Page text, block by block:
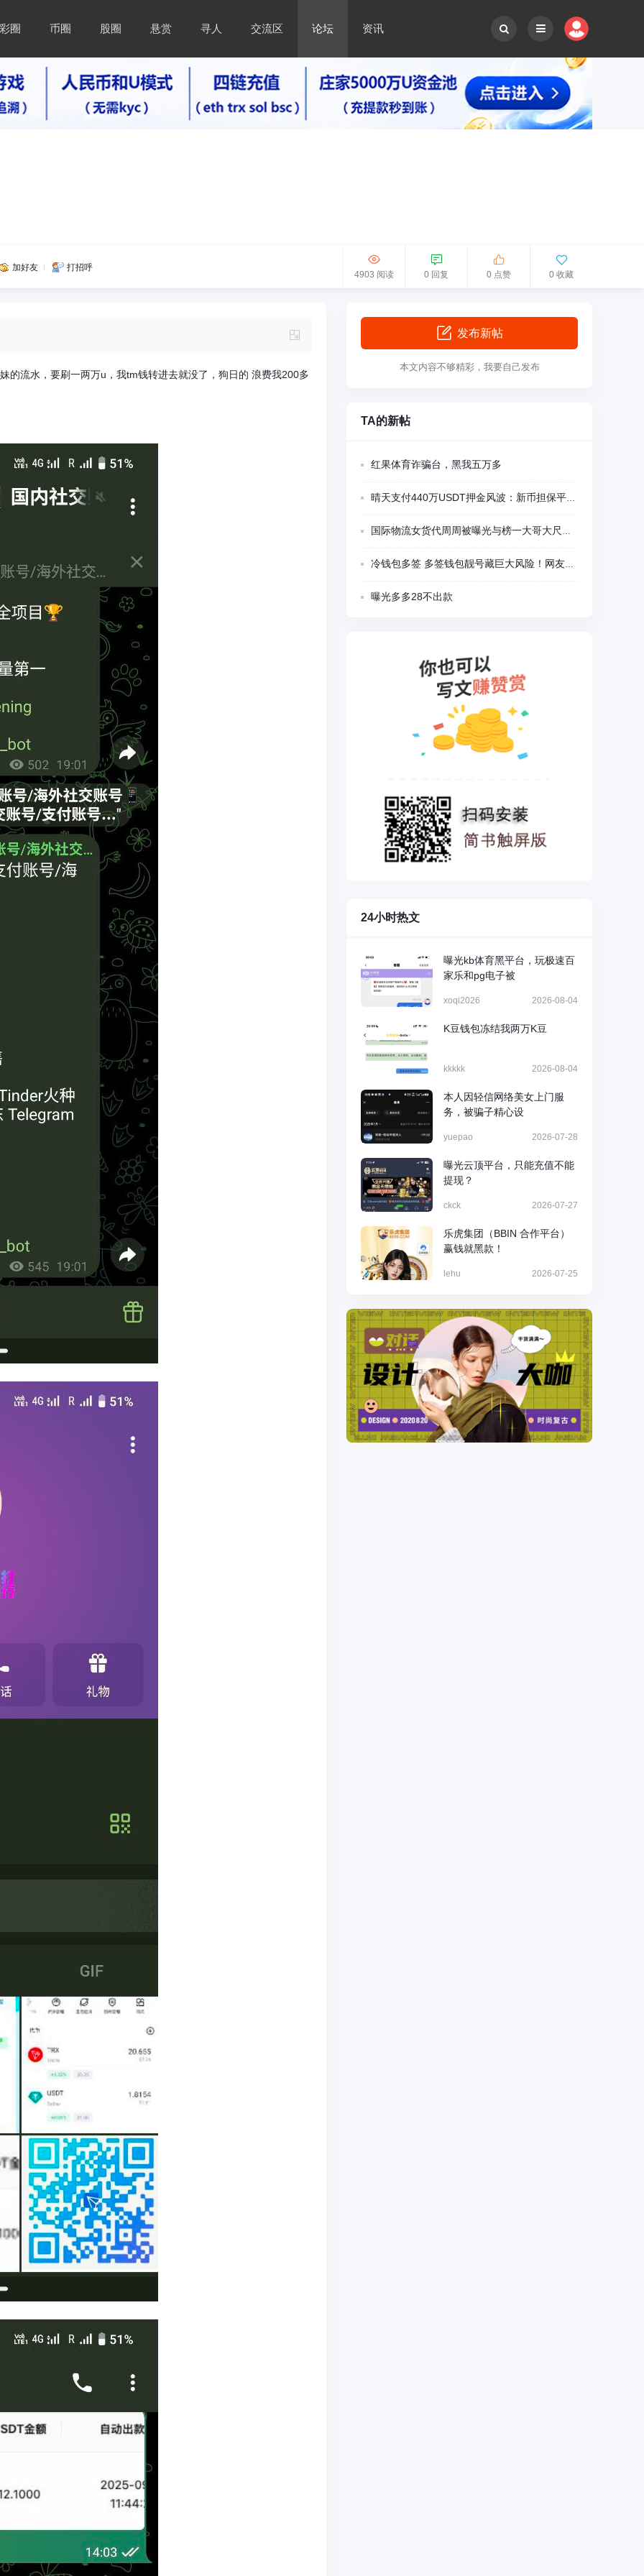
彩圈 币圈 股圈 悬赏 寻人 交流区 论坛 资讯
加好友 打招呼
4903 阅读 0 回复 0 点赞 0 收藏
的流水，要刷一两万u，我tm钱转进去就没了，狗日的 浪费我200多
发布新帖
本文内容不够精彩，我要自己发布
TA的新帖
红果体育诈骗台，黑我五万多
晴天支付440万USDT押金风波：新币担保平台多项异常被集中质疑
国际物流女货代周周被曝光与榜一大哥大尺度视频聊天
冷钱包多签 多签钱包靓号藏巨大风险！网友千U刚转入瞬间被盗 卖家留后门精准蹲守
曝光多多28不出款
24小时热文
曝光kb体育黑平台，玩极速百
家乐和pg电子被
xoqi2026 2026-08-04
K豆钱包冻结我两万K豆
kkkkk 2026-08-04
本人因轻信网络美女上门服
务，被骗子精心设
yuepao 2026-07-28
曝光云顶平台，只能充值不能
提现？
ckck 2026-07-27
乐虎集团（BBIN 合作平台）
赢钱就黑款！
lehu 2026-07-25